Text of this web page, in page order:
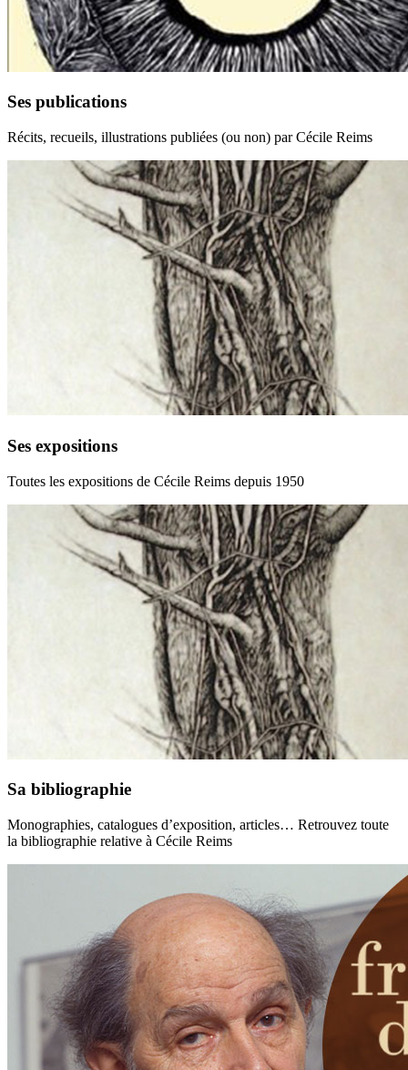
Ses publications
Récits, recueils, illustrations publiées (ou non) par Cécile Reims
Ses expositions
Toutes les expositions de Cécile Reims depuis 1950
Sa bibliographie
Monographies, catalogues d’exposition, articles… Retrouvez toute
la bibliographie relative à Cécile Reims